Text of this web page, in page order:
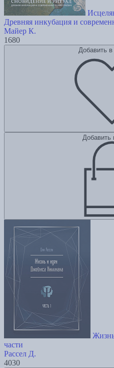
Древняя инкубация и
Майер К.
1680
Добавить в
Добавить
части
Рассел Д.
4030